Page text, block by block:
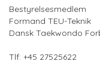
Bestyrelsesmedlem
Formand TEU-Teknik
Dansk Taekwondo
Tlf: +45 27525622